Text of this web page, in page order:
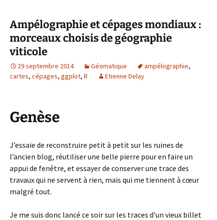
Ampélographie et cépages mondiaux :
morceaux choisis de géographie
viticole
29 septembre 2014 Géomatique ampélographie,
cartes, cépages, ggplot, R Etienne Delay
Genèse
J’essaie de reconstruire petit à petit sur les ruines de
l’ancien blog, réutiliser une belle pierre pour en faire un
appui de fenêtre, et essayer de conserver une trace des
travaux qui ne servent à rien, mais qui me tiennent à cœur
malgré tout.
Je me suis donc lancé ce soir sur les traces d’un vieux billet